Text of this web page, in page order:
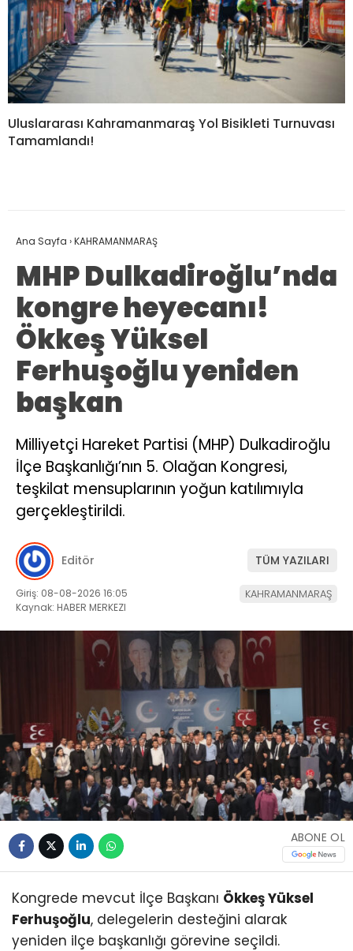
Uluslararası Kahramanmaraş Yol Bisikleti Turnuvası
Tamamlandı!
Ana Sayfa ›KAHRAMANMARAŞ
MHP Dulkadiroğlu’nda
kongre heyecanı!
Ökkeş Yüksel
Ferhuşoğlu yeniden
başkan
Milliyetçi Hareket Partisi (MHP) Dulkadiroğlu
İlçe Başkanlığı’nın 5. Olağan Kongresi,
teşkilat mensuplarının yoğun katılımıyla
gerçekleştirildi.
Editör TÜM YAZILARI
Giriş: 08-08-2026 16:05
Kaynak: HABER MERKEZI
KAHRAMANMARAŞ
ABONE OL
Kongrede mevcut İlçe Başkanı Ökkeş Yüksel
Ferhuşoğlu, delegelerin desteğini alarak
yeniden ilçe başkanlığı görevine seçildi.